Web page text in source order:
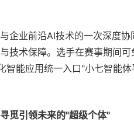
业前沿AI技术的一次深度协
技术保障。选手在赛事期间
智能应用统一入口"小七智能
觅引领未来的"超级个体"